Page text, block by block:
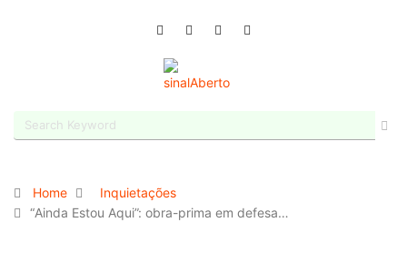
Home
Inquietações
“Ainda Estou Aqui”: obra-prima em defesa…